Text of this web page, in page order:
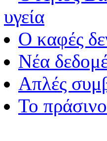
υγεία
Ο καφές
Νέα
Απλές
Το